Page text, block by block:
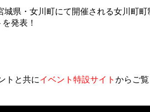
県・女川町にて開催される女川町町
発表！
トと共にイベント特設サイト からご